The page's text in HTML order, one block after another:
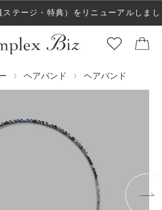
テージ・特典）をリニューアルしまし
た！
ヘアバンド ヘアバンド